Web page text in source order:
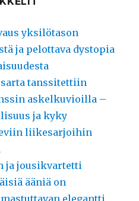
yksilötason
ja pelottava dystopia
tanssitettiin
askelkuvioilla –
ja kyky
liikesarjoihin
ja jousikvartetti
ääniä on